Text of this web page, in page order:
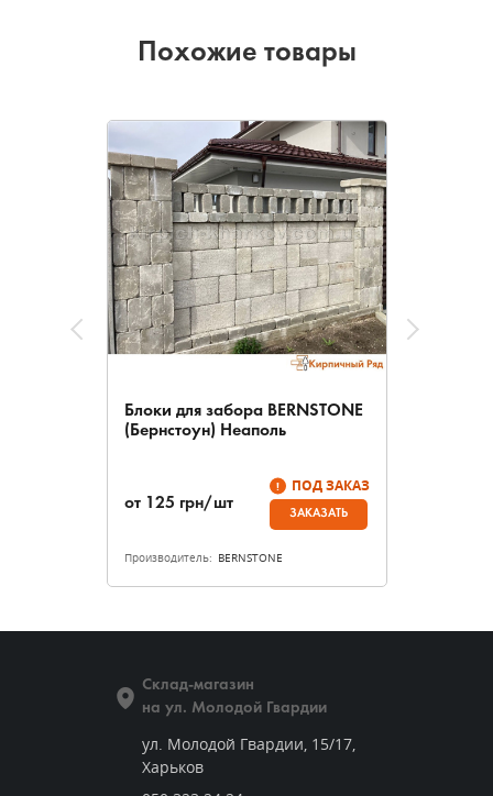
Похожие товары
Блоки для забора BERNSTONE
(Бернстоун) Неаполь
от 125 грн/шт
ПОД ЗАКАЗ
ЗАКАЗАТЬ
Производитель: BERNSTONE
Склад-магазин
на ул. Молодой Гвардии
ул. Молодой Гвардии, 15/17,
Харьков